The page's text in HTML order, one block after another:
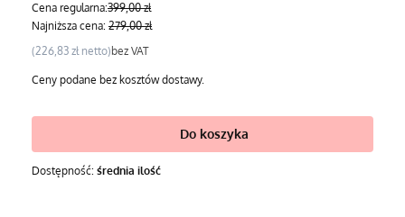
Cena regularna:399,00 zł
Najniższa cena: 279,00 zł
Cena
226,83 zł bez VAT
Ceny podane bez kosztów dostawy.
Do koszyka
Dostępność: średnia ilość